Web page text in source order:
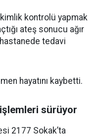
kontrolü yapmak
ateş sonucu ağır
tedavi
hayatını kaybetti.
işlemleri sürüyor
2177 Sokak’ta